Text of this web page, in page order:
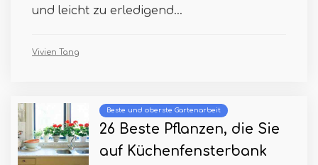
und leicht zu erledigend...
Vivien Tang
Beste und oberste Gartenarbeit
26 Beste Pflanzen, die Sie
auf Küchenfensterbank